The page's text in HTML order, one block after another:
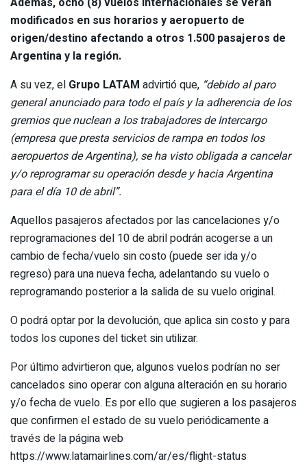
modificados en sus horarios y aeropuerto de
origen/destino afectando a otros 1.500 pasajeros de
Argentina y la región.
A su vez, el Grupo LATAM advirtió que, “debido al paro
general anunciado para todo el país y la adherencia de los
gremios que nuclean a los trabajadores de Intercargo
(empresa que presta servicios de rampa en todos los
aeropuertos de Argentina), se ha visto obligada a cancelar
y/o reprogramar su operación desde y hacia Argentina
para el día 10 de abril”.
Aquellos pasajeros afectados por las cancelaciones y/o
reprogramaciones del 10 de abril podrán acogerse a un
cambio de fecha/vuelo sin costo (puede ser ida y/o
regreso) para una nueva fecha, adelantando su vuelo o
reprogramando posterior a la salida de su vuelo original.
O podrá optar por la devolución, que aplica sin costo y para
todos los cupones del ticket sin utilizar.
Por último advirtieron que, algunos vuelos podrían no ser
cancelados sino operar con alguna alteración en su horario
y/o fecha de vuelo. Es por ello que sugieren a los pasajeros
que confirmen el estado de su vuelo periódicamente a
través de la página web
https://www.latamairlines.com/ar/es/flight-status